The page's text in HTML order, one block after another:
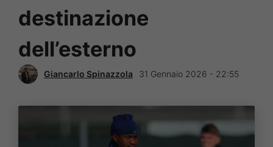
destinazione
dell’esterno
Giancarlo Spinazzola 31 Gennaio 2026 - 22:55